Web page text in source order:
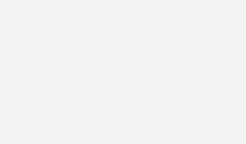
steigert Effizienz von